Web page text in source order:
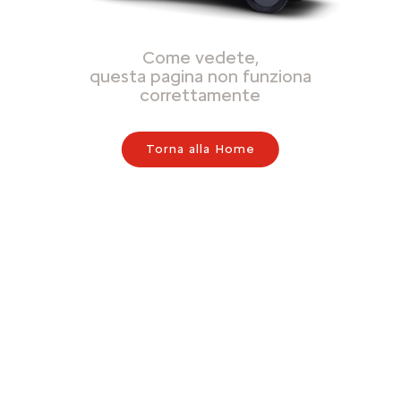
Come vedete,
questa pagina non funziona
correttamente
Torna alla Home